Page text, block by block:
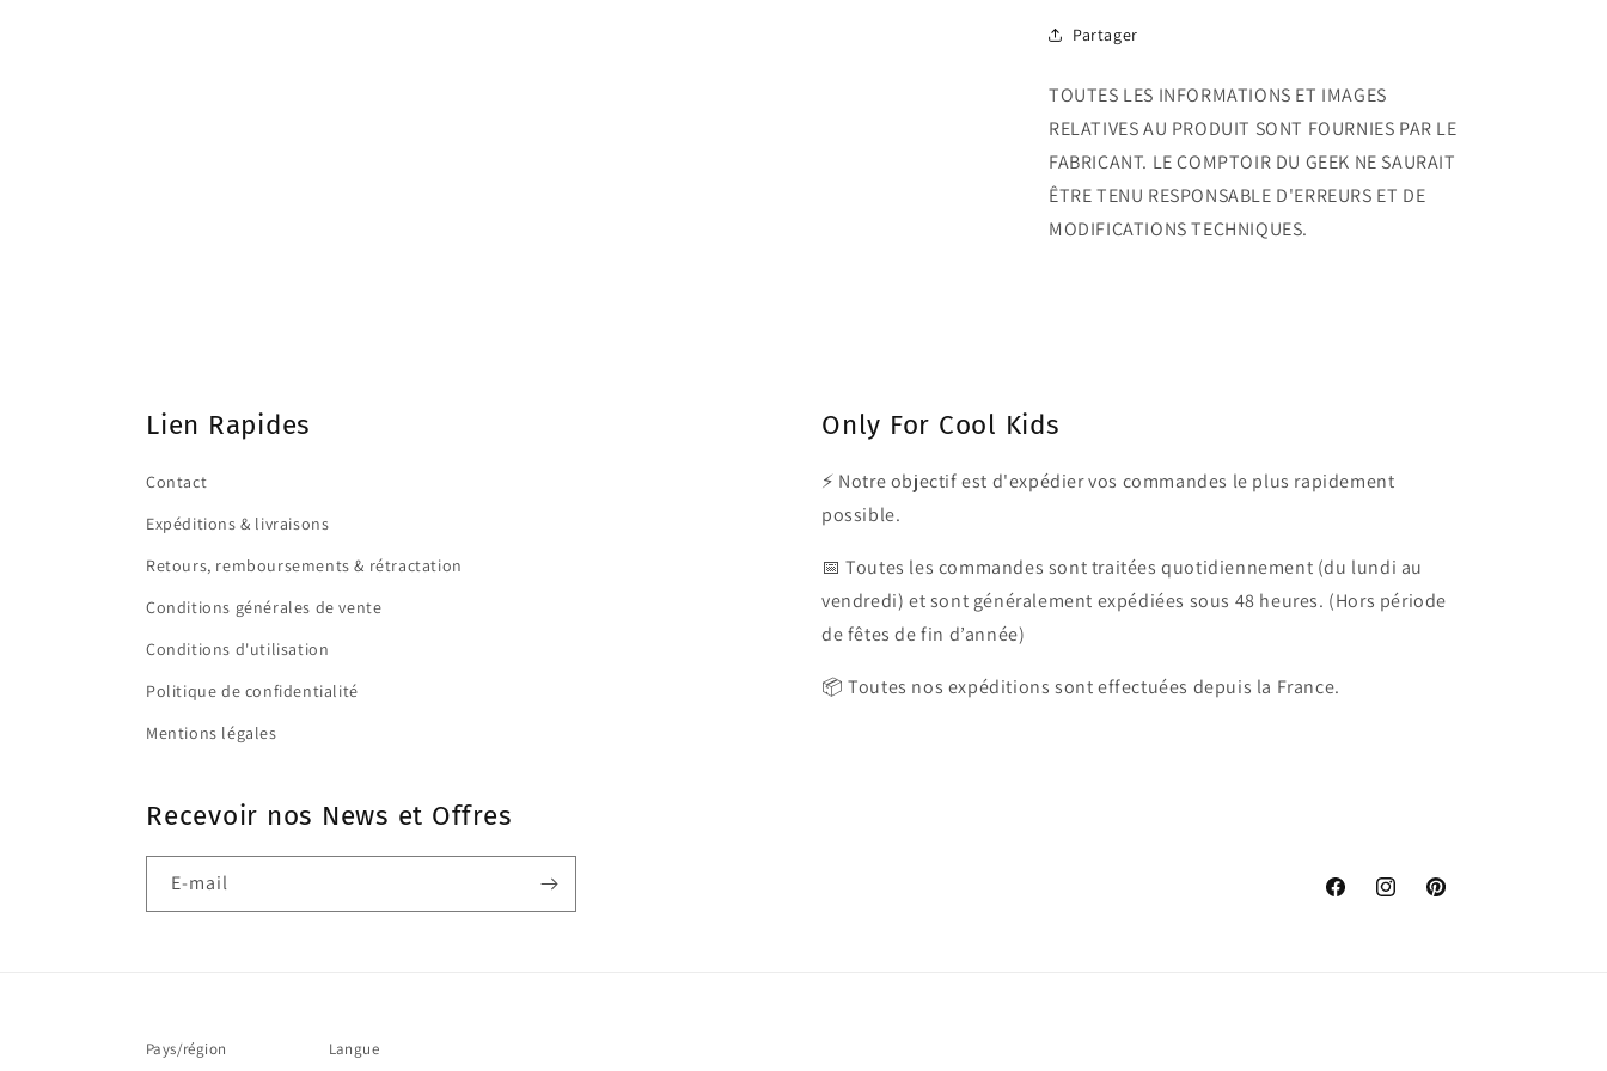
Partager
TOUTES LES INFORMATIONS ET IMAGES
RELATIVES AU PRODUIT SONT FOURNIES PAR LE
FABRICANT. LE COMPTOIR DU GEEK NE SAURAIT
ÊTRE TENU RESPONSABLE D'ERREURS ET DE
MODIFICATIONS TECHNIQUES.
Lien Rapides
Contact
Expéditions & livraisons
Retours, remboursements & rétractation
Conditions générales de vente
Conditions d'utilisation
Politique de confidentialité
Mentions légales
Only For Cool Kids
⚡ Notre objectif est d'expédier vos commandes le plus rapidement
possible.
📅 Toutes les commandes sont traitées quotidiennement (du lundi au
vendredi) et sont généralement expédiées sous 48 heures. (Hors période
de fêtes de fin d’année)
📦 Toutes nos expéditions sont effectuées depuis la France.
Recevoir nos News et Offres
E-mail
FacebookInstagramPinterest
Pays/région Langue